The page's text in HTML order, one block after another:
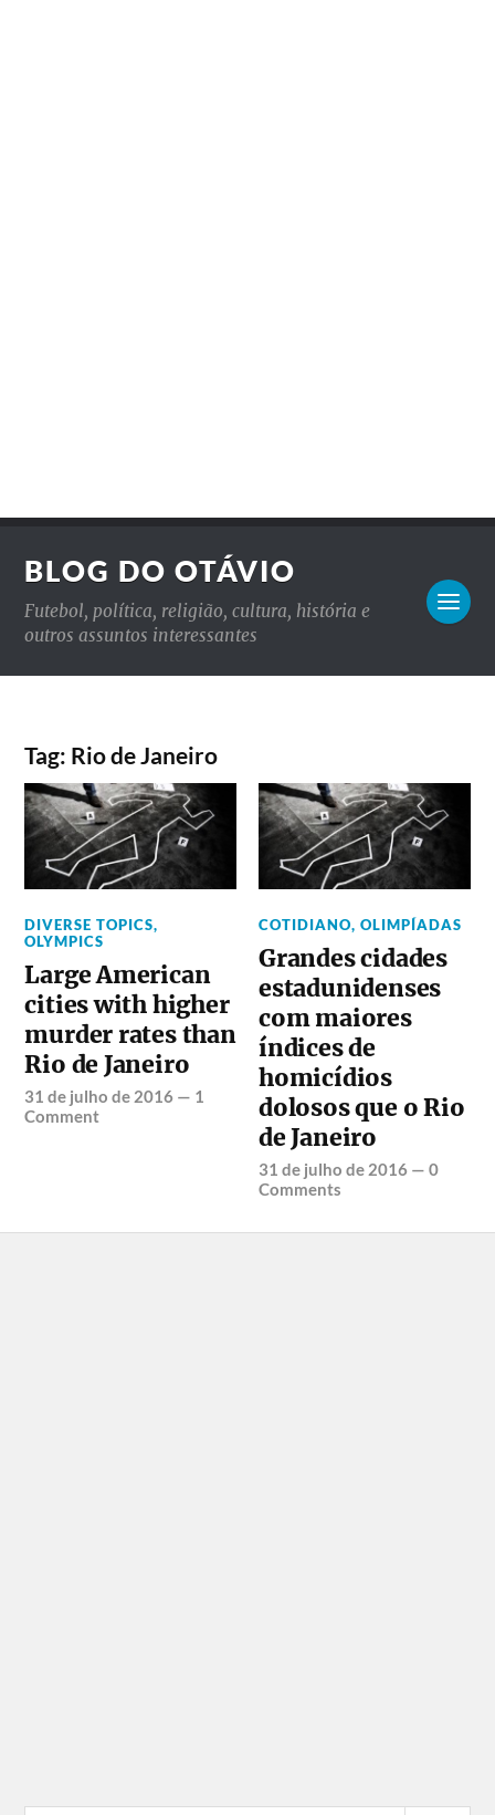
BLOG DO OTÁVIO
Futebol, política, religião, cultura, história e
outros assuntos interessantes
Tag: Rio de Janeiro
DIVERSE TOPICS,
OLYMPICS
Large American
cities with higher
murder rates than
Rio de Janeiro
31 de julho de 2016 — 1
Comment
COTIDIANO,OLIMPÍADAS
Grandes cidades
estadunidenses
com maiores
índices de
homicídios
dolosos que o Rio
de Janeiro
31 de julho de 2016 —0
Comments